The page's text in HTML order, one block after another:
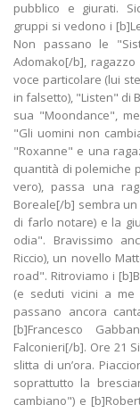
pubblico e giurati.
gruppi si vedono i
Non passano le
Adomako[/b],
voce particolare (lui
in falsetto), "Listen" di
sua "Moondance",
"Gli uomini non
"Roxanne" e una
quantità di polemiche
vero), passa una
Boreale[/b] sembra un
di farlo notare) e la
odia". Bravissimo
Riccio), un novello
road". Ritroviamo i
(e seduti vicini a me
passano ancora
[b]Francesco
Falconieri[/b]. Ore 21
slitta di un’ora.
soprattutto la
cambiano") e